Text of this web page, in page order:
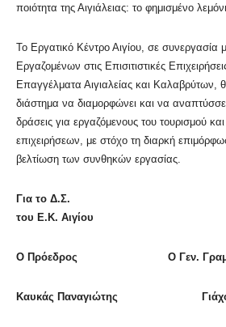
ποιότητα της Αιγιάλειας: το φημισμένο
Το Εργατικό Κέντρο Αιγίου, σε συνεργασία
Εργαζομένων στις Επισιτιστικές
Επαγγέλματα Αιγιαλείας και Καλαβρύτων,
διάστημα να διαμορφώνει και να
δράσεις για εργαζόμενους του τουρισμού
επιχειρήσεων, με στόχο τη διαρκή
βελτίωση των συνθηκών εργασίας.
Για το Δ.Σ.
του Ε.Κ. Αιγίου
Ο Πρόεδρος Ο Γεν.
Καυκάς Παναγιώτης Γιάχος